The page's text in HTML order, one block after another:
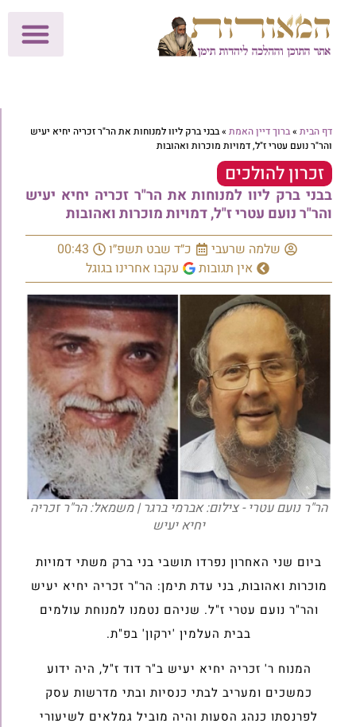
דף הבית »ברוך דיין האמת »בבני ברק ליוו למנוחות את הר"ר זכריה יחיא יעיש
והר"ר נועם עטרי ז"ל, דמויות מוכרות ואהובות
זכרון להולכים
בבני ברק ליוו למנוחות את הר"ר זכריה יחיא יעיש
והר"ר נועם עטרי ז"ל, דמויות מוכרות ואהובות
שלמה שרעבי כ״ד שבט תשפ״ו
00:43
אין תגובות
עקבו אחרינו בגוגל
הר"ר נועם עטרי - צילום: אברמי ברגר | משמאל: הר"ר זכריה
יחיא יעיש
ביום שני האחרון נפרדו תושבי בני ברק משתי דמויות
מוכרות ואהובות, בני עדת תימן: הר"ר זכריה יחיא יעיש
והר"ר נועם עטרי ז"ל. שניהם נטמנו למנוחת עולמים
בבית העלמין 'ירקון' בפ"ת.
המנוח ר' זכריה יחיא יעיש ב"ר דוד ז"ל, היה ידוע
כמשכים ומעריב לבתי כנסיות ובתי מדרשות עסק
לפרנסתו כנהג הסעות והיה מוביל גמלאים לשיעורי